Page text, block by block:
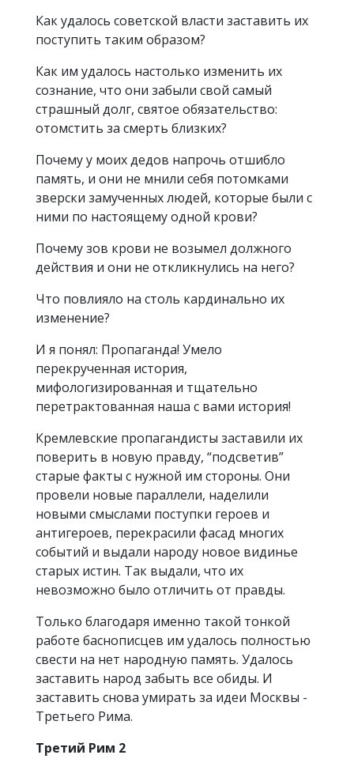
Как удалось советской власти заставить их
поступить таким образом?
Как им удалось настолько изменить их
сознание, что они забыли свой самый
страшный долг, святое обязательство:
отомстить за смерть близких?
Почему у моих дедов напрочь отшибло
память, и они не мнили себя потомками
зверски замученных людей, которые были с
ними по настоящему одной крови?
Почему зов крови не возымел должного
действия и они не откликнулись на него?
Что повлияло на столь кардинально их
изменение?
И я понял: Пропаганда! Умело
перекрученная история,
мифологизированная и тщательно
перетрактованная наша с вами история!
Кремлевские пропагандисты заставили их
поверить в новую правду, “подсветив”
старые факты с нужной им стороны. Они
провели новые параллели, наделили
новыми смыслами поступки героев и
антигероев, перекрасили фасад многих
событий и выдали народу новое видинье
старых истин. Так выдали, что их
невозможно было отличить от правды.
Только благодаря именно такой тонкой
работе баснописцев им удалось полностью
свести на нет народную память. Удалось
заставить народ забыть все обиды. И
заставить снова умирать за идеи Москвы -
Третьего Рима.
Третий Рим 2